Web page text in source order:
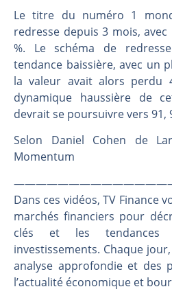
Le titre du numéro 1
redresse depuis 3 mois,
%. Le schéma de
tendance baissière, avec un
la valeur avait alors perdu
dynamique haussière de
devrait se poursuivre vers 91,
Selon Daniel Cohen de
Momentum
Dans ces vidéos, TV Finance
marchés financiers pour
clés et les tendances
investissements. Chaque
analyse approfondie et des
l’actualité économique et